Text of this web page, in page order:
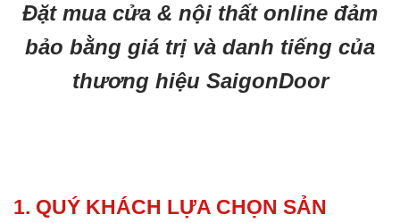
Đặt mua cửa & nội thất online đảm
bảo bằng giá trị và danh tiếng của
thương hiệu SaigonDoor
1. QUÝ KHÁCH LỰA CHỌN SẢN